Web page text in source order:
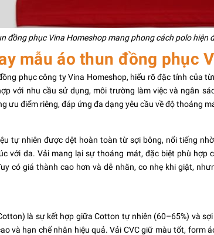
đồng phục Vina Homeshop mang phong cách polo hiện
mẫu áo thun đồng phục
phục công ty Vina Homeshop, hiểu rõ đặc tính của
với nhu cầu sử dụng, môi trường làm việc và ngân
ưu điểm riêng, đáp ứng đa dạng yêu cầu về độ thoáng
tự nhiên được dệt hoàn toàn từ sợi bông, nổi tiếng
với da. Vải mang lại sự thoáng mát, đặc biệt phù
có giá thành cao hơn và dễ nhăn, co nhẹ khi giặt,
là sự kết hợp giữa Cotton tự nhiên (60–65%) và
và hạn chế nhăn hiệu quả. Vải CVC giữ màu tốt, form